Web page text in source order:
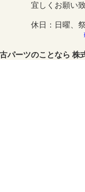
宜しくお願い
休日：日曜、
パーツのことなら 株